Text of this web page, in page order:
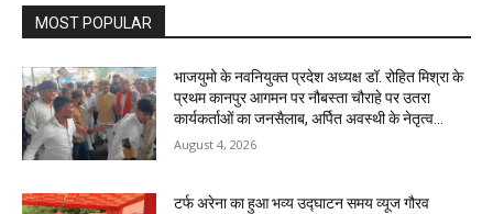
MOST POPULAR
भाजयुमो के नवनियुक्त प्रदेश अध्यक्ष डॉ. रोहित मिश्रा के
प्रथम कानपुर आगमन पर नौबस्ता चौराहे पर उतरा
कार्यकर्ताओं का जनसैलाब, अर्पित अवस्थी के नेतृत्व...
August 4, 2026
टर्फ अरेना का हुआ भव्य उद्घाटन समय व्यूज गौरव